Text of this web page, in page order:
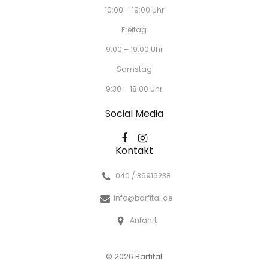
10:00 – 19:00 Uhr
Freitag
9:00 – 19:00 Uhr
Samstag
9:30 – 18:00 Uhr
Social Media
Kontakt
040 / 36916238
info@barfital.de
Anfahrt
© 2026 Barfital